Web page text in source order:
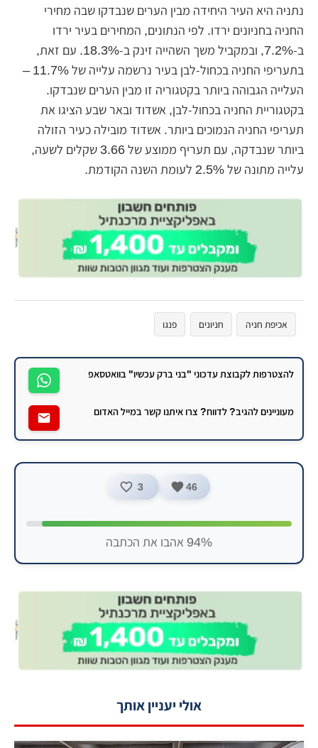
נתניה היא העיר היחידה מבין הערים שנבדקו שבה מחירי
החניה בחניונים ירדו. לפי הנתונים, המחירים בעיר ירדו
ב-7.2%, ובמקביל משך השהייה זינק ב-18.3%. עם זאת,
בתעריפי החניה בכחול-לבן בעיר נרשמה עלייה של 11.7% –
העלייה הגבוהה ביותר בקטגוריה זו מבין הערים שנבדקו.
בקטגוריית החניה בכחול-לבן, אשדוד ובאר שבע הציגו את
תעריפי החניה הנמוכים ביותר. אשדוד מובילה כעיר הזולה
ביותר שנבדקה, עם תעריף ממוצע של 3.66 שקלים לשעה,
עלייה מתונה של 2.5% לעומת השנה הקודמת.
אכיפת חניה חניונים פנגו
להצטרפות לקבוצת עדכוני "בני ברק עכשיו" בוואטסאפ
מעוניינים להגיב? לדווח? צרו איתנו קשר במייל האדום
46
3
94% אהבו את הכתבה
אולי יעניין אותך